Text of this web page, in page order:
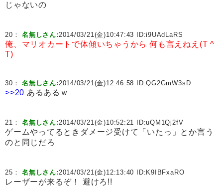
じゃないの
20：名無しさん:2014/03/21(金)10:47:43 ID:i9UAdLaRS
俺、マリオカートで体傾いちゃうから 何も言えねえ(T ^
T)
30：名無しさん:2014/03/21(金)12:46:58 ID:QG2GmW3sD
>>20 あるあるｗ
21：名無しさん:2014/03/21(金)10:52:21 ID:uQM1Qj2fV
ゲームやってるときダメージ受けて「いたっ」とか言う
のと同じだろ
25：名無しさん:2014/03/21(金)12:13:40 ID: K9IBFxaRO
レーザーが来るぞ！ 避けろ!!